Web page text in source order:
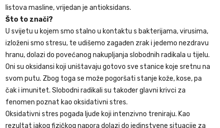
listova masline, vrijedan je antioksidans.
Što to znači?
U svijetu u kojem smo stalno u kontaktu s bakterijama, virusima,
izloženi smo stresu, te udišemo zagađen zrak i jedemo nezdravu
hranu, dolazi do povećanog nakupljanja slobodnih radikala u tijelu.
Oni su oksidansi koji uništavaju gotovo sve stanice koje sretnu na
svom putu. Zbog toga se može pogoršati stanje kože, kose, pa
čak i imunitet. Slobodni radikali su također glavni krivci za
fenomen poznat kao oksidativni stres.
Oksidativni stres pogađa ljude koji intenzivno treniraju. Kao
rezultat jakog fizičkog napora dolazi do jedinstvene situacije za